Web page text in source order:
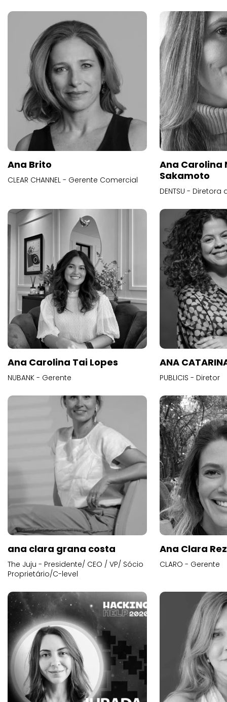
Ana Brito
CLEAR CHANNEL - Gerente Comercial
Ana Carolina
Sakamoto
DENTSU -
Ana Carolina Tai Lopes
NUBANK - Gerente
ANA
PUBLICIS - Diretor
ana clara grana costa
The Juju - Presidente/ CEO / VP/ Sócio
Proprietário/C-level
Ana Clara
CLARO - Gerente